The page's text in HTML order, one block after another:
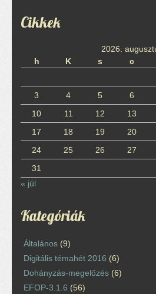
Cikkek
2026.
h
K s c
3
4 5 6
10
11 12 13
17
18 19 20
24
25 26 27
31
« júl
Kategóriák
Általános (9)
Digitális témahét 2016 (6)
Dohányzás-megelőzés (6)
EFOP-3.1.6 (56)